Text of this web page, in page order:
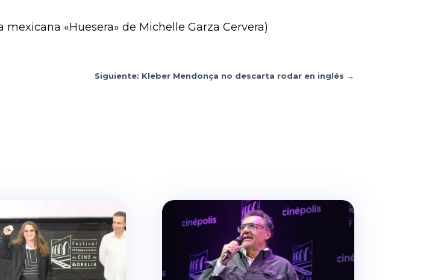
«Huesera» de Michelle Garza Cervera)
Siguiente: Kleber Mendonça no descarta rodar en inglés →